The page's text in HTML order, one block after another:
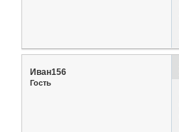
Иван156
Гость